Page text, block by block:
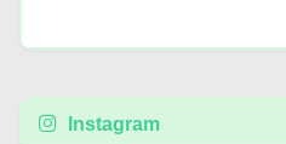
Instagram